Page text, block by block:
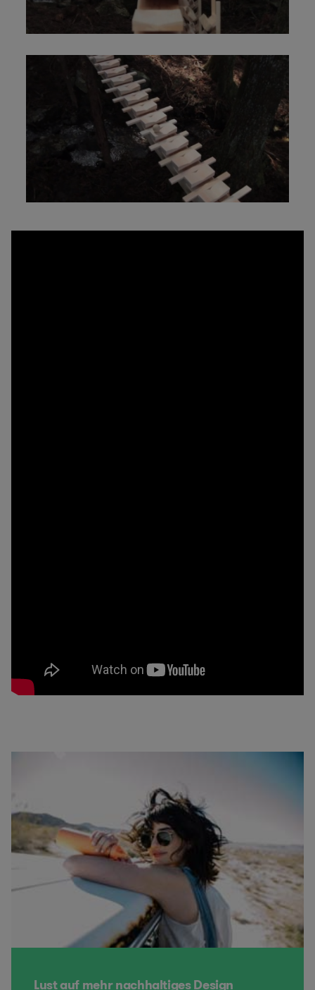
Lust auf mehr nachhaltiges Design